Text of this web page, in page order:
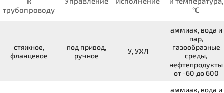
трубопроводу
°С
стяжное,
фланцевое
под привод,
ручное
У, УХЛ
аммиак, вода и
пар,
газообразные
среды,
нефтепродукты
от -60 до 600
аммиак, вода и